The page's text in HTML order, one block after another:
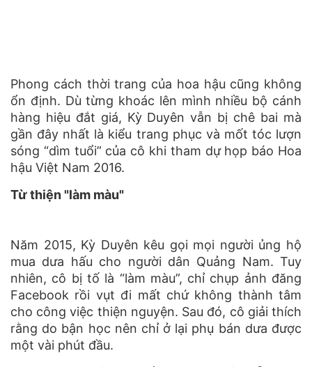
Phong cách thời trang của hoa hậu cũng không
ổn định. Dù từng khoác lên mình nhiều bộ cánh
hàng hiệu đắt giá, Kỳ Duyên vẫn bị chê bai mà
gần đây nhất là kiểu trang phục và mốt tóc lượn
sóng “dìm tuổi” của cô khi tham dự họp báo Hoa
hậu Việt Nam 2016.
Từ thiện "làm màu"
Năm 2015, Kỳ Duyên kêu gọi mọi người ủng hộ
mua dưa hấu cho người dân Quảng Nam. Tuy
nhiên, cô bị tố là “làm màu”, chỉ chụp ảnh đăng
Facebook rồi vụt đi mất chứ không thành tâm
cho công việc thiện nguyện. Sau đó, cô giải thích
rằng do bận học nên chỉ ở lại phụ bán dưa được
một vài phút đầu.